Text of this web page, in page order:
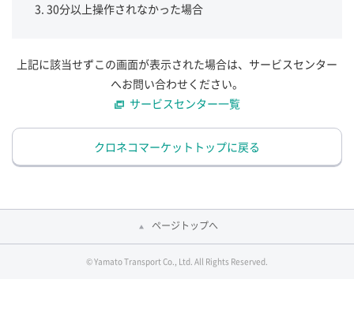
30分以上操作されなかった場合
上記に該当せずこの画面が表示された場合は、サービスセンター
へお問い合わせください。
サービスセンター一覧
クロネコマーケットトップに戻る
ページトップへ
© Yamato Transport Co., Ltd. All Rights Reserved.